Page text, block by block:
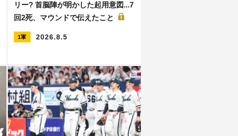
リー? 首脳陣が明かした起用意図...7
回2死、マウンドで伝えたこと
1軍 2026.8.5